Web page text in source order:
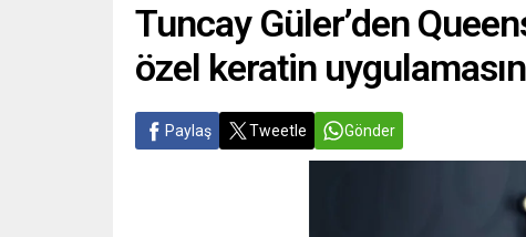
Tuncay Güler’den
özel keratin
Paylaş Tweetle Gönder